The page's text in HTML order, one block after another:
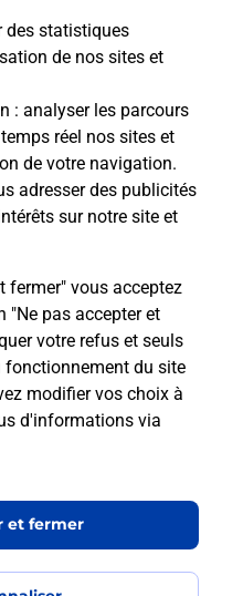
des statistiques
de nos sites et
: analyser les parcours
réel nos sites et
de votre navigation.
adresser des publicités
sur notre site et
fermer" vous acceptez
"Ne pas accepter et
votre refus et seuls
fonctionnement du site
modifier vos choix à
d'informations via
et fermer
t-elle
?
de la route
quelles
EN ROUERGUE